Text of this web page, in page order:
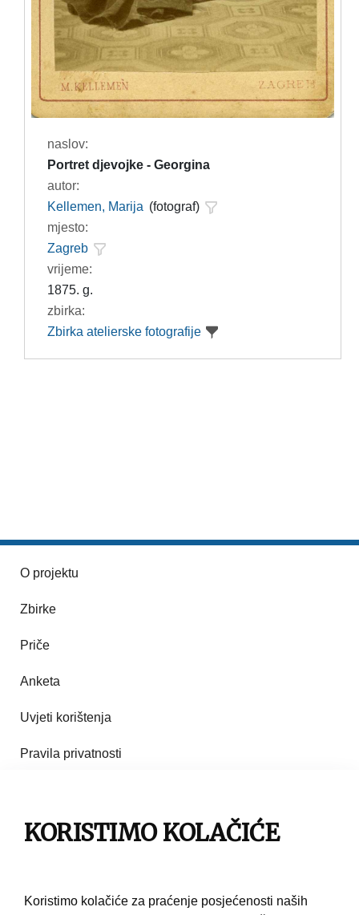
naslov:
Portret djevojke - Georgina
autor:
Kellemen, Marija (fotograf)
mjesto:
Zagreb
vrijeme:
1875. g.
zbirka:
Zbirka atelierske fotografije
O projektu
Zbirke
Priče
Anketa
Uvjeti korištenja
Pravila privatnosti
Pravila korištenja
KORISTIMO KOLAČIĆE
Koristimo kolačiće za praćenje posjećenosti naših